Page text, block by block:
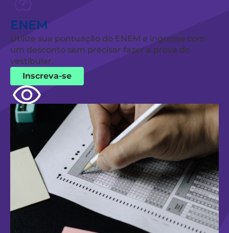
ENEM
Utilize sua pontuação do ENEM e ingresse com
um desconto sem precisar fazer a prova do
vestibular.
Inscreva-se